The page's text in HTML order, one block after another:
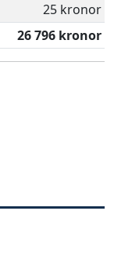
25 kronor
26 796 kronor